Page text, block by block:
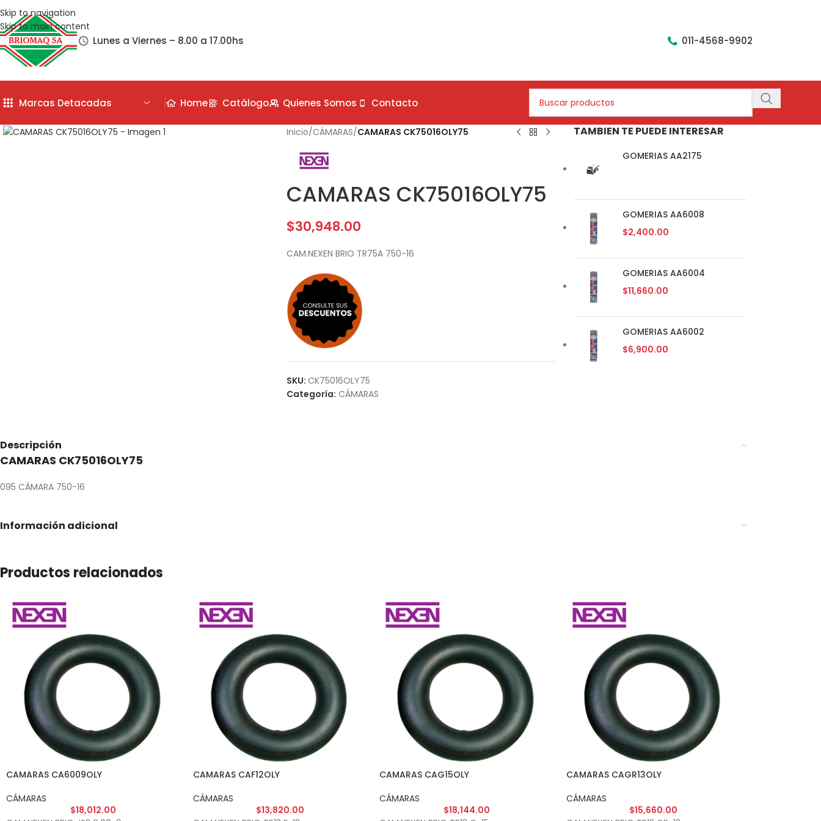
Skip to navigation
Skip to main content
Lunes a Viernes – 8.00 a 17.00hs 011-4568-9902
Marcas Detacadas Home Catálogo Quienes Somos Contacto
Inicio/CÁMARAS/CAMARAS CK75016OLY75
CAMARAS CK75016OLY75
$30,948.00
CAM.NEXEN BRIO TR75A 750-16
SKU:CK75016OLY75
Categoría: CÁMARAS
TAMBIEN TE PUEDE INTERESAR
GOMERIAS AA2175
GOMERIAS AA6008
$2,400.00
GOMERIAS AA6004
$11,660.00
GOMERIAS AA6002
$6,900.00
Descripción
CAMARAS CK75016OLY75
095 CÁMARA 750-16
Información adicional
Productos relacionados
CAMARAS CA6009OLY
CÁMARAS
$18,012.00
CAMARAS CAF12OLY
CÁMARAS
$13,820.00
CAMARAS CAG15OLY
CÁMARAS
$18,144.00
CAMARAS CAGR13OLY
CÁMARAS
$15,660.00